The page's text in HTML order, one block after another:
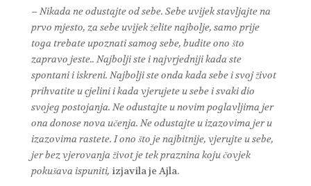
– Nikada ne odustajte od sebe. Sebe uvijek stavljajte na
prvo mjesto, za sebe uvijek želite najbolje, samo prije
toga trebate upoznati samog sebe, budite ono što
zapravo jeste.. Najbolji ste i najvrjedniji kada ste
spontani i iskreni. Najbolji ste onda kada sebe i svoj život
prihvatite u cjelini i kada vjerujete u sebe i svaki dio
svojeg postojanja. Ne odustajte u novim poglavljima jer
ona donose nova učenja. Ne odustajte u izazovima jer u
izazovima rastete. I ono što je najbitnije, vjerujte u sebe,
jer bez vjerovanja život je tek praznina koju čovjek
pokušava ispuniti, izjavila je Ajla.